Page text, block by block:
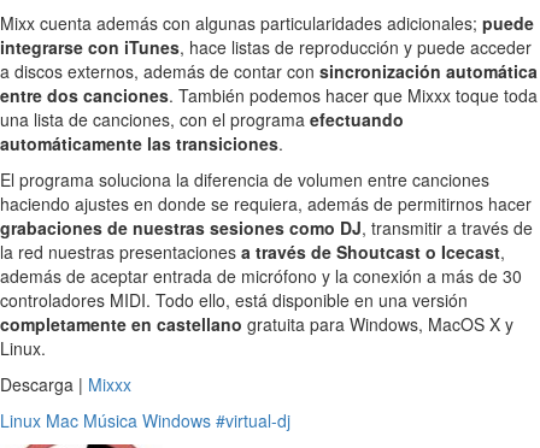
Mixx cuenta además con algunas particularidades adicionales; puede
integrarse con iTunes, hace listas de reproducción y puede acceder
a discos externos, además de contar con sincronización automática
entre dos canciones. También podemos hacer que Mixxx toque toda
una lista de canciones, con el programa efectuando
automáticamente las transiciones.
El programa soluciona la diferencia de volumen entre canciones
haciendo ajustes en donde se requiera, además de permitirnos hacer
grabaciones de nuestras sesiones como DJ, transmitir a través de
la red nuestras presentaciones a través de Shoutcast o Icecast,
además de aceptar entrada de micrófono y la conexión a más de 30
controladores MIDI. Todo ello, está disponible en una versión
completamente en castellano gratuita para Windows, MacOS X y
Linux.
Descarga | Mixxx
Linux Mac Música Windows #virtual-dj